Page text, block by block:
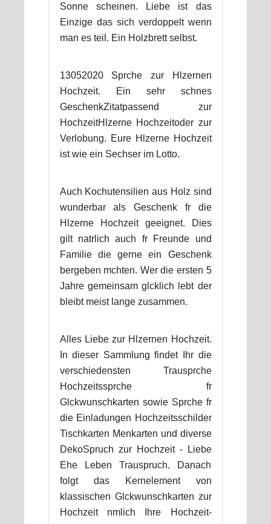
Sonne scheinen. Liebe ist das
Einzige das sich verdoppelt wenn
man es teil. Ein Holzbrett selbst.
13052020 Sprche zur Hlzernen
Hochzeit. Ein sehr schnes
GeschenkZitatpassend zur
HochzeitHlzerne Hochzeitoder zur
Verlobung. Eure Hlzerne Hochzeit
ist wie ein Sechser im Lotto.
Auch Kochutensilien aus Holz sind
wunderbar als Geschenk fr die
Hlzerne Hochzeit geeignet. Dies
gilt natrlich auch fr Freunde und
Familie die gerne ein Geschenk
bergeben mchten. Wer die ersten 5
Jahre gemeinsam glcklich lebt der
bleibt meist lange zusammen.
Alles Liebe zur Hlzernen Hochzeit.
In dieser Sammlung findet Ihr die
verschiedensten Trausprche
Hochzeitssprche fr
Glckwunschkarten sowie Sprche fr
die Einladungen Hochzeitsschilder
Tischkarten Menkarten und diverse
DekoSpruch zur Hochzeit - Liebe
Ehe Leben Trauspruch. Danach
folgt das Kernelement von
klassischen Glckwunschkarten zur
Hochzeit nmlich Ihre Hochzeit-